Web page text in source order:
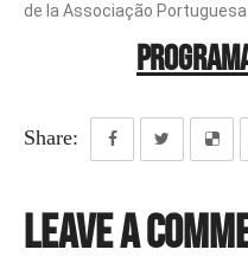
de la Associação
Share:
Leave a